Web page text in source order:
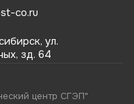
co.ru
ул.
зд. 64
центр СГЭП"